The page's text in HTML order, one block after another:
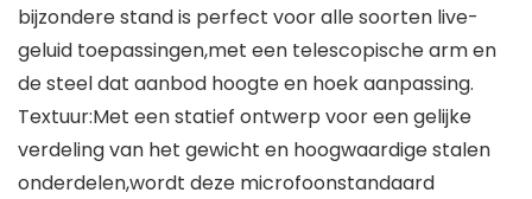
bijzondere stand is perfect voor alle soorten live-
geluid toepassingen,met een telescopische arm en
de steel dat aanbod hoogte en hoek aanpassing.
Textuur:Met een statief ontwerp voor een gelijke
verdeling van het gewicht en hoogwaardige stalen
onderdelen,wordt deze microfoonstandaard